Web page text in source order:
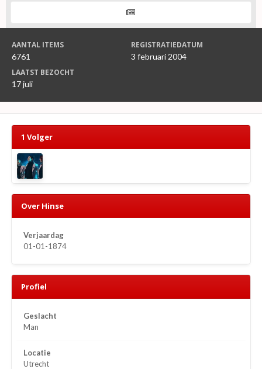
AANTAL ITEMS
6761
REGISTRATIEDATUM
3 februari 2004
LAATST BEZOCHT
17 juli
1 Volger
Over Hinse
Verjaardag
01-01-1874
Profiel
Geslacht
Man
Locatie
Utrecht